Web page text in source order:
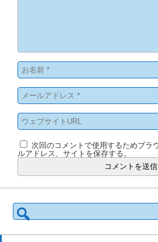
次回のコメントで使用するためブラ
ルアドレス、サイトを保存する。
検
索: